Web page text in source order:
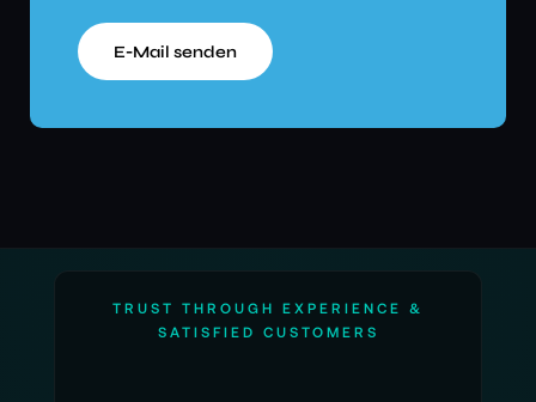
E‑Mail senden
TRUST THROUGH EXPERIENCE &
SATISFIED CUSTOMERS